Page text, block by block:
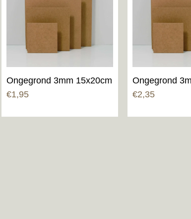
Ongegrond 3mm 15x20cm
€1,95
Ongegrond
€2,35